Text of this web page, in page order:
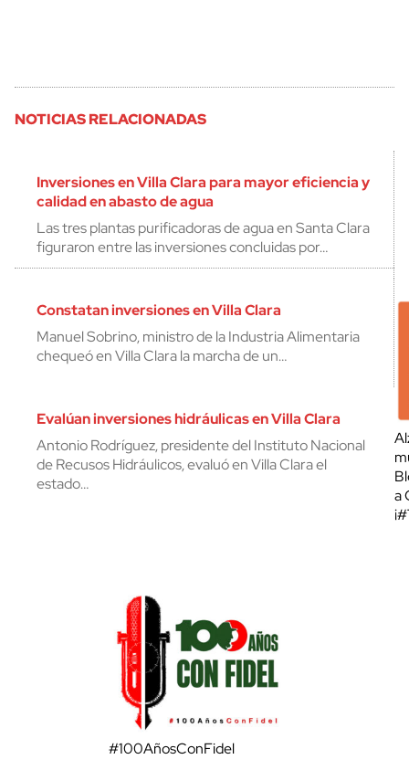
NOTICIAS RELACIONADAS
Inversiones en Villa Clara para mayor eficiencia y
calidad en abasto de agua
Las tres plantas purificadoras de agua en Santa Clara
figuraron entre las inversiones concluidas por…
Constatan inversiones en Villa Clara
Manuel Sobrino, ministro de la Industria Alimentaria
chequeó en Villa Clara la marcha de un…
Evalúan inversiones hidráulicas en Villa Clara
Antonio Rodríguez, presidente del Instituto Nacional
de Recusos Hidráulicos, evaluó en Villa Clara el
estado…
a
#100AñosConFidel